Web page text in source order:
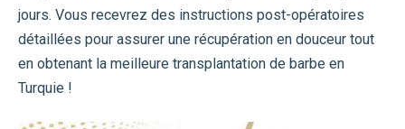
jours. Vous recevrez des instructions post-opératoires
détaillées pour assurer une récupération en douceur tout
en obtenant la meilleure transplantation de barbe en
Turquie !